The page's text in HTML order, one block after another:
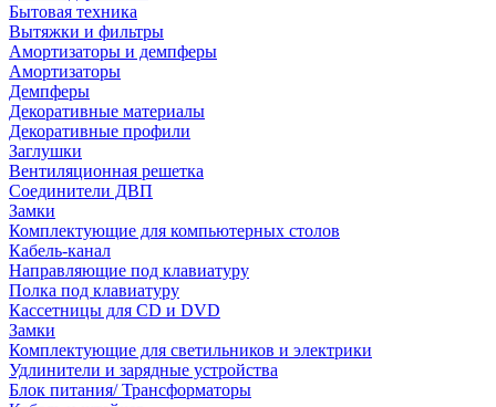
Бытовая техника
Вытяжки и фильтры
Амортизаторы и демпферы
Амортизаторы
Демпферы
Декоративные материалы
Декоративные профили
Заглушки
Вентиляционная решетка
Соединители ДВП
Замки
Комплектующие для компьютерных столов
Кабель-канал
Направляющие под клавиатуру
Полка под клавиатуру
Кассетницы для CD и DVD
Замки
Комплектующие для светильников и электрики
Удлинители и зарядные устройства
Блок питания/ Трансформаторы